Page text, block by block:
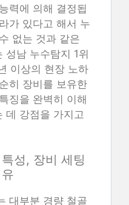
력에 의해 결정됩
가 있다고 해서 누
없는 것과 같은
성남 누수탐지 1위
이상의 현장 노하
히 장비를 보유한
징을 완벽히 이해
데 강점을 가지고
성, 장비 세팅
대부분 경량 철골